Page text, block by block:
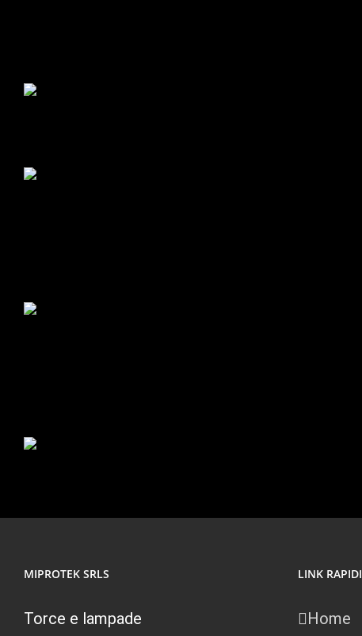
MIPROTEK SRLS
Torce e lampade
LINK RAPIDI
Home